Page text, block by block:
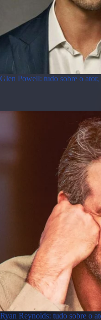
Glen Powell: tudo sobre o
Ryan Reynolds: tudo sobre o